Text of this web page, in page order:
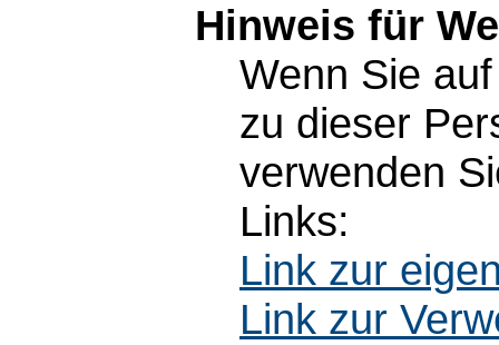
Hinweis für
Wenn Sie
zu dieser
verwenden
Links:
Link zur
Link zur